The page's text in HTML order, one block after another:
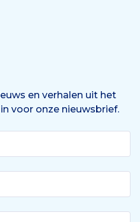
en verhalen uit het
voor onze nieuwsbrief.